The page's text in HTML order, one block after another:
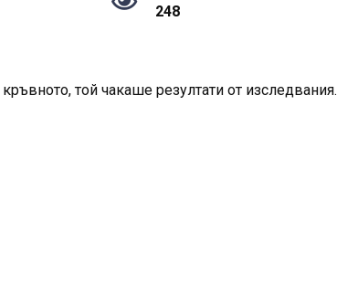
248
той чакаше резултати от изследвания.